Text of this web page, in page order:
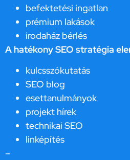
befektetési ingatlan
prémium lakások
irodaház bérlés
A hatékony SEO stratégia
kulcsszókutatás
SEO blog
esettanulmányok
projekt hírek
technikai SEO
linképítés
–